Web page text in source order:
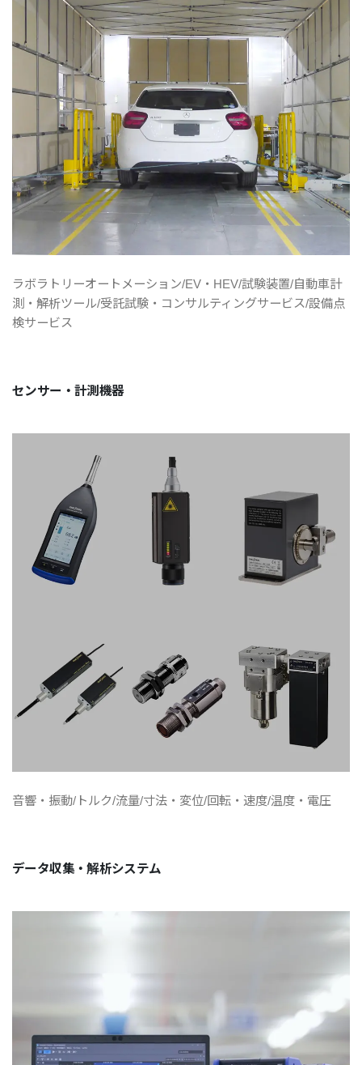
ラボラトリーオートメーション/EV・HEV/試験装置/自動車計
測・解析ツール/受託試験・コンサルティングサービス/設備点
検サービス
センサー・計測機器
音響・振動/トルク/流量/寸法・変位/回転・速度/温度・電圧
データ収集・解析システム